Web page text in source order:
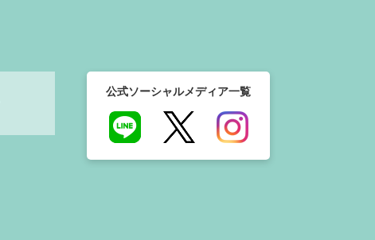
公式ソーシャルメディア一覧